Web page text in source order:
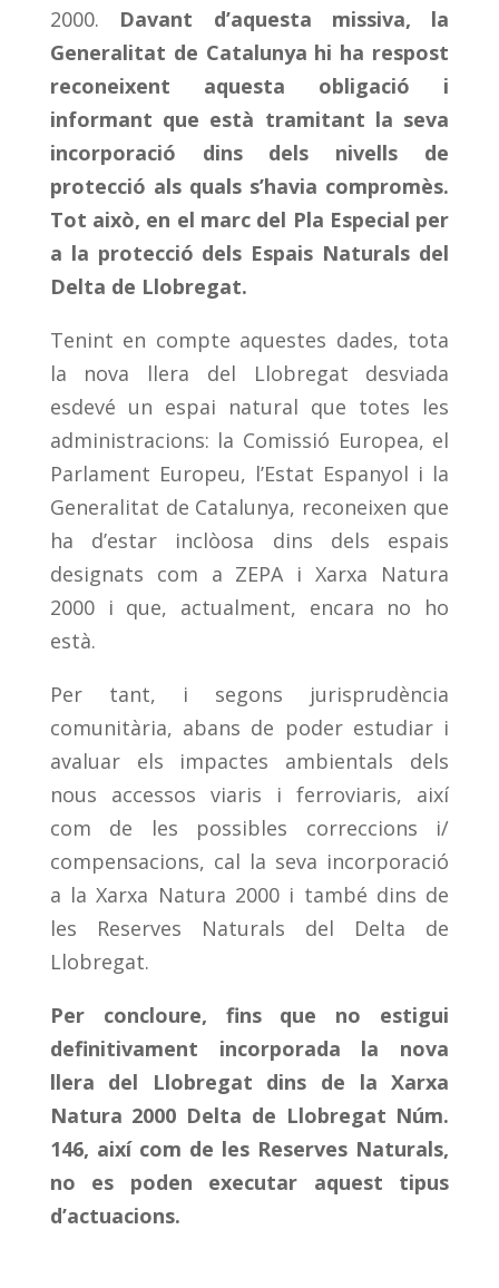
2000. Davant d’aquesta missiva, la
Generalitat de Catalunya hi ha respost
reconeixent aquesta obligació i
informant que està tramitant la seva
incorporació dins dels nivells de
protecció als quals s’havia compromès.
Tot això, en el marc del Pla Especial per
a la protecció dels Espais Naturals del
Delta de Llobregat.
Tenint en compte aquestes dades, tota
la nova llera del Llobregat desviada
esdevé un espai natural que totes les
administracions: la Comissió Europea, el
Parlament Europeu, l’Estat Espanyol i la
Generalitat de Catalunya, reconeixen que
ha d’estar inclòosa dins dels espais
designats com a ZEPA i Xarxa Natura
2000 i que, actualment, encara no ho
està.
Per tant, i segons jurisprudència
comunitària, abans de poder estudiar i
avaluar els impactes ambientals dels
nous accessos viaris i ferroviaris, així
com de les possibles correccions i/
compensacions, cal la seva incorporació
a la Xarxa Natura 2000 i també dins de
les Reserves Naturals del Delta de
Llobregat.
Per concloure, fins que no estigui
definitivament incorporada la nova
llera del Llobregat dins de la Xarxa
Natura 2000 Delta de Llobregat Núm.
146, així com de les Reserves Naturals,
no es poden executar aquest tipus
d’actuacions.